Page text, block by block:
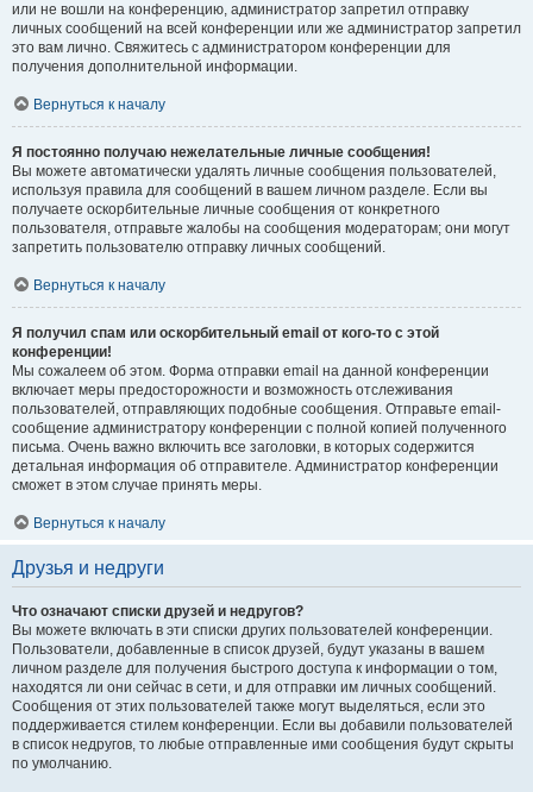
или не вошли на конференцию, администратор запретил отправку
личных сообщений на всей конференции или же администратор запретил
это вам лично. Свяжитесь с администратором конференции для
получения дополнительной информации.
Вернуться к началу
Я постоянно получаю нежелательные личные сообщения!
Вы можете автоматически удалять личные сообщения пользователей,
используя правила для сообщений в вашем личном разделе. Если вы
получаете оскорбительные личные сообщения от конкретного
пользователя, отправьте жалобы на сообщения модераторам; они могут
запретить пользователю отправку личных сообщений.
Вернуться к началу
Я получил спам или оскорбительный email от кого-то с этой
конференции!
Мы сожалеем об этом. Форма отправки email на данной конференции
включает меры предосторожности и возможность отслеживания
пользователей, отправляющих подобные сообщения. Отправьте email-
сообщение администратору конференции с полной копией полученного
письма. Очень важно включить все заголовки, в которых содержится
детальная информация об отправителе. Администратор конференции
сможет в этом случае принять меры.
Вернуться к началу
Друзья и недруги
Что означают списки друзей и недругов?
Вы можете включать в эти списки других пользователей конференции.
Пользователи, добавленные в список друзей, будут указаны в вашем
личном разделе для получения быстрого доступа к информации о том,
находятся ли они сейчас в сети, и для отправки им личных сообщений.
Сообщения от этих пользователей также могут выделяться, если это
поддерживается стилем конференции. Если вы добавили пользователей
в список недругов, то любые отправленные ими сообщения будут скрыты
по умолчанию.